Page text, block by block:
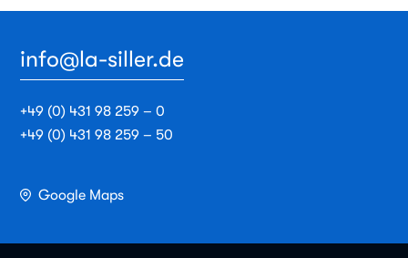
info@la-siller.de
+49 (0) 431 98 259 – 0
+49 (0) 431 98 259 – 50
Google Maps